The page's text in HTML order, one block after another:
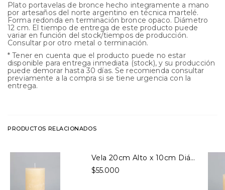
Plato portavelas de bronce hecho integramente a mano
por artesaños del norte argentino en técnica martelé.
Forma redonda en terminación bronce opaco. Diámetro
12 cm. El tiempo de entrega de este producto puede
variar en función del stock/tiempos de producción.
Consultar por otro metal o terminación.
* Tener en cuenta que el producto puede no estar
disponible para entrega inmediata (stock), y su producción
puede demorar hasta 30 días. Se recomienda consultar
previamente a la compra si se tiene urgencia con la
entrega.
PRODUCTOS RELACIONADOS
Vela 20cm Alto x 10cm Diámetro Crudo
$55.000